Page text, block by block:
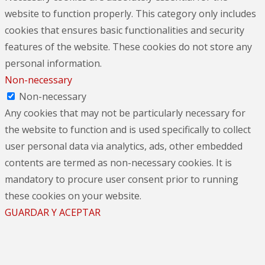
website to function properly. This category only includes
cookies that ensures basic functionalities and security
features of the website. These cookies do not store any
personal information.
Non-necessary
Non-necessary
Any cookies that may not be particularly necessary for
the website to function and is used specifically to collect
user personal data via analytics, ads, other embedded
contents are termed as non-necessary cookies. It is
mandatory to procure user consent prior to running
these cookies on your website.
GUARDAR Y ACEPTAR